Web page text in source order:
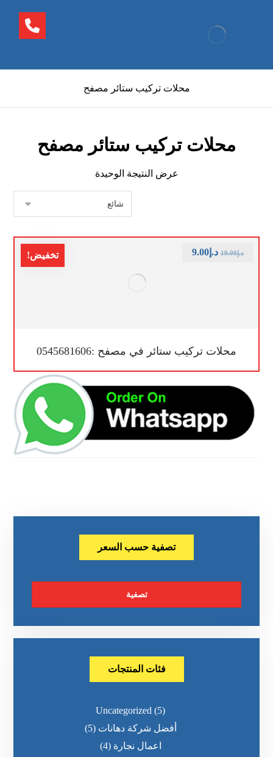
محلات تركيب ستائر مصفح
محلات تركيب ستائر مصفح
عرض النتيجة الوحيدة
تخفيض!
محلات تركيب ستائر في مصفح :0545681606
د.إ19.00 د.إ9.00
تصفية حسب السعر
تصفية
فئات المنتجات
Uncategorized (5)
أفضل شركة دهانات (5)
اعمال نجارة (4)